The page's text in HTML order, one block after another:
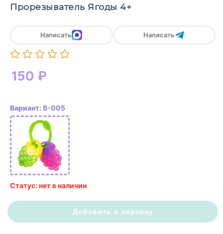
Прорезыватель Ягоды 4+
150 ₽
Написать Написать
Вариант: 6-005
Статус: нет в наличии
Добавить в корзину